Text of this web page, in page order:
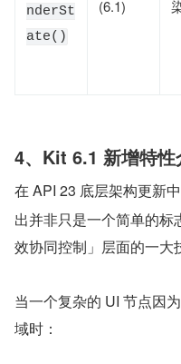
nderSt
ate()
(6.1)
4、Kit 6.1 新增特性
在 API 23 底层架构更新中
出并非只是一个简单的
效协同控制」层面的一大
当一个复杂的 UI 节点因
域时：